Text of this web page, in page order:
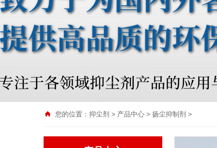
您的位置： 抑尘剂 > 产品中心 > 扬尘抑制剂 >